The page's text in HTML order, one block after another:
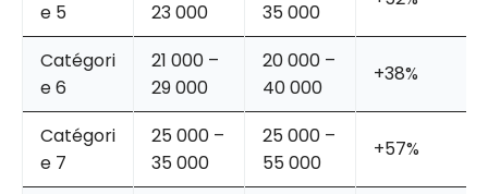
e 5
23 000
35 000
Catégori
e 6
21 000 –
29 000
20 000 –
40 000
+38%
Catégori
e 7
25 000 –
35 000
25 000 –
55 000
+57%